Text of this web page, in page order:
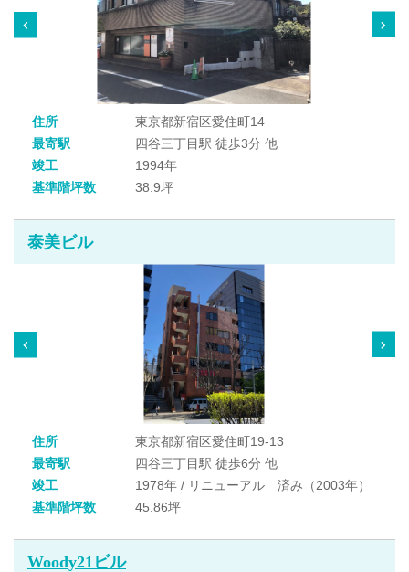
住所
東京都新宿区愛住町14
最寄駅
四谷三丁目駅 徒歩3分 他
竣工
1994年
基準階坪数
38.9坪
泰美ビル
住所
東京都新宿区愛住町19-13
最寄駅
四谷三丁目駅 徒歩6分 他
竣工
1978年 / リニューアル 済み（2003年）
基準階坪数
45.86坪
Woody21ビル